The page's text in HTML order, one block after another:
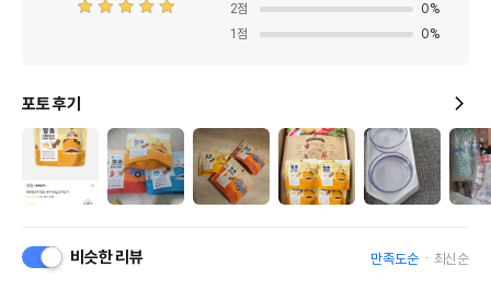
2점 0%
1 점 0%
포토 후기
비슷한 리뷰 만족도순 최신순